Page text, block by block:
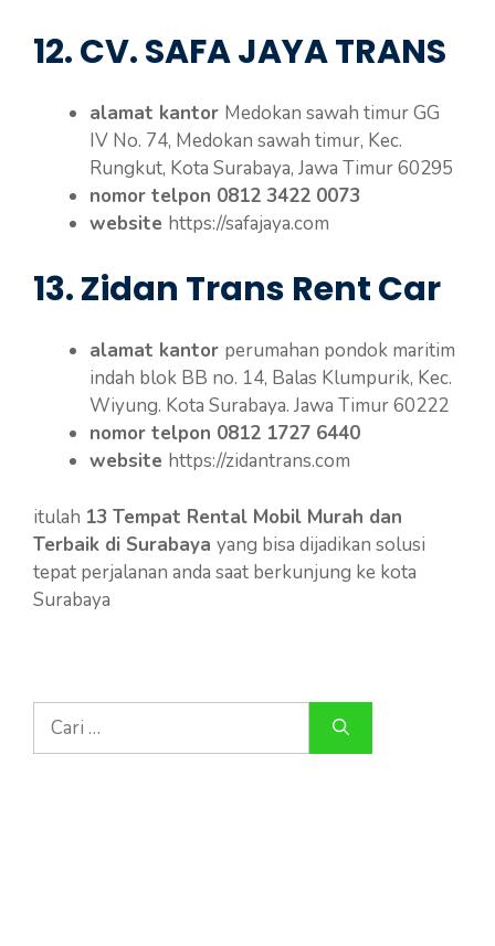
12. CV. SAFA JAYA TRANS
alamat kantor Medokan sawah timur GG
IV No. 74, Medokan sawah timur, Kec.
Rungkut, Kota Surabaya, Jawa Timur 60295
nomor telpon 0812 3422 0073
website https://safajaya.com
13. Zidan Trans Rent Car
alamat kantor perumahan pondok maritim
indah blok BB no. 14, Balas Klumpurik, Kec.
Wiyung. Kota Surabaya. Jawa Timur 60222
nomor telpon 0812 1727 6440
website https://zidantrans.com
itulah 13 Tempat Rental Mobil Murah dan
Terbaik di Surabaya yang bisa dijadikan solusi
tepat perjalanan anda saat berkunjung ke kota
Surabaya
Cari
untuk: